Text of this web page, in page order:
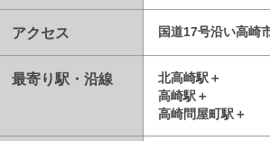
アクセス 国道17号沿い高崎
最寄り駅・沿線
北高崎駅
高崎駅
高崎問屋町駅